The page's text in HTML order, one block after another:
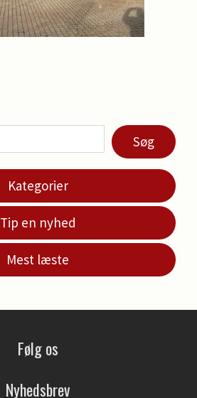
Søg
Kategorier
Tip en nyhed
Mest læste
Følg os
Nyhedsbrev